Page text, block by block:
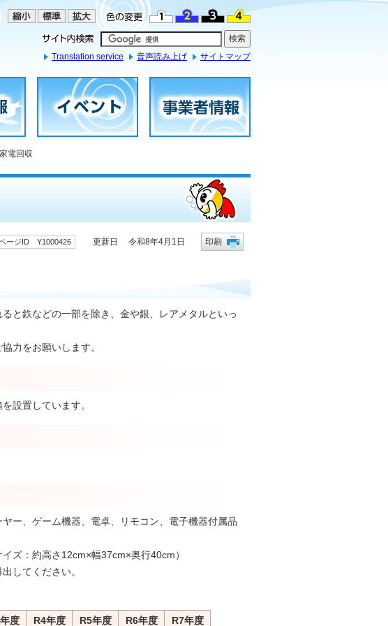
Translation service 音声読み上げ サイトマップ
電回収
ージID Y1000426 更新日 令和8年4月1日 印刷
と鉄などの一部を除き、金や銀、レアメタルといっ
力をお願いします。
設置しています。
ー、ゲーム機器、電卓、リモコン、電子機器付属品
ズ：約高さ12cm×幅37cm×奥行40cm）
してください。
度 R4年度 R5年度 R6年度 R7年度